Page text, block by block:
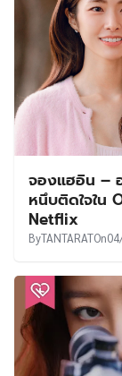
จองแฮอิน –
หนึบติดใจใน
Netflix
ByTANTARATOn